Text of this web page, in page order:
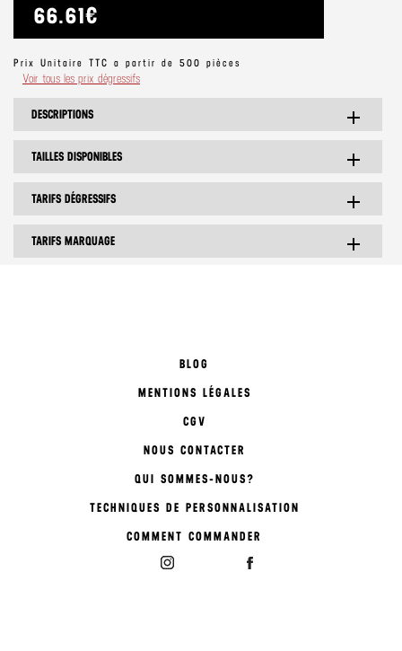
66.61€
Prix Unitaire TTC a partir de 500 pièces
Voir tous les prix dégressifs
DESCRIPTIONS add
TAILLES DISPONIBLES add
TARIFS DÉGRESSIFS add
TARIFS MARQUAGE add
BLOG
MENTIONS LÉGALES
CGV
NOUS CONTACTER
QUI SOMMES-NOUS?
TECHNIQUES DE PERSONNALISATION
COMMENT COMMANDER